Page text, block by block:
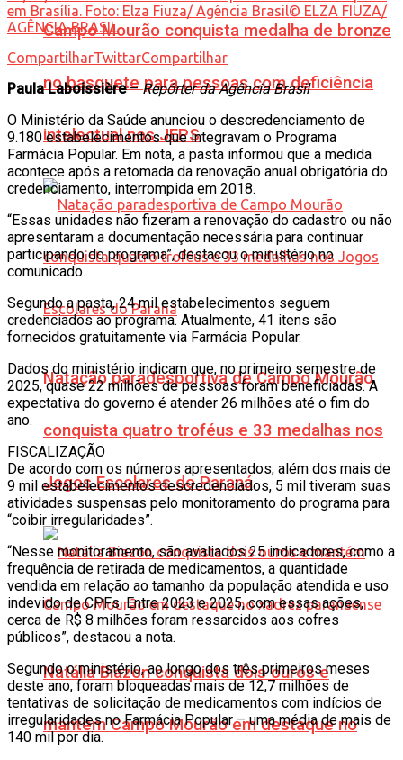
Campo Mourão conquista medalha de bronze
no basquete para pessoas com deficiência
intelectual nos JEPS
Natação paradesportiva de Campo Mourão
conquista quatro troféus e 33 medalhas nos
Jogos Escolares do Paraná
Natália Biazon conquista dois ouros e
mantém Campo Mourão em destaque no
em Brasília. Foto: Elza Fiuza/ Agência Brasil© ELZA FIUZA/
AGÊNCIA BRASIL
CompartilharTwittarCompartilhar
Paula Laboissière–Repórter da Agência Brasil
O Ministério da Saúde anunciou o descredenciamento de
9.180 estabelecimentos que integravam o Programa
Farmácia Popular. Em nota, a pasta informou que a medida
acontece após a retomada da renovação anual obrigatória do
credenciamento, interrompida em 2018.
“Essas unidades não fizeram a renovação do cadastro ou não
apresentaram a documentação necessária para continuar
participando do programa”, destacou o ministério no
comunicado.
Segundo a pasta, 24 mil estabelecimentos seguem
credenciados ao programa. Atualmente, 41 itens são
fornecidos gratuitamente via Farmácia Popular.
Dados do ministério indicam que, no primeiro semestre de
2025, quase 22 milhões de pessoas foram beneficiadas. A
expectativa do governo é atender 26 milhões até o fim do
ano.
FISCALIZAÇÃO
De acordo com os números apresentados, além dos mais de
9 mil estabelecimentos descredenciados, 5 mil tiveram suas
atividades suspensas pelo monitoramento do programa para
“coibir irregularidades”.
“Nesse monitoramento, são avaliados 25 indicadores, como a
frequência de retirada de medicamentos, a quantidade
vendida em relação ao tamanho da população atendida e uso
indevido de CPFs. Entre 2023 e 2025, com essas ações,
cerca de R$ 8 milhões foram ressarcidos aos cofres
públicos”, destacou a nota.
Segundo o ministério, ao longo dos três primeiros meses
deste ano, foram bloqueadas mais de 12,7 milhões de
tentativas de solicitação de medicamentos com indícios de
irregularidades no Farmácia Popular – uma média de mais de
140 mil por dia.